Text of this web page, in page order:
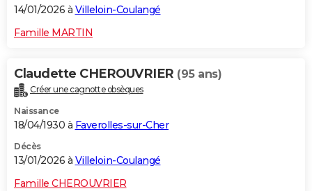
14/01/2026 à Villeloin-Coulangé
Famille MARTIN
Claudette CHEROUVRIER (95 ans)
Créer une cagnotte obsèques
Naissance
18/04/1930 à Faverolles-sur-Cher
Décès
13/01/2026 à Villeloin-Coulangé
Famille CHEROUVRIER